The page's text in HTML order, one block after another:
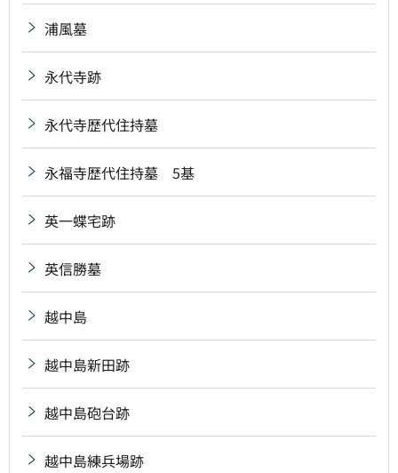
浦風墓
永代寺跡
永代寺歴代住持墓
永福寺歴代住持墓 5基
英一蝶宅跡
英信勝墓
越中島
越中島新田跡
越中島砲台跡
越中島練兵場跡